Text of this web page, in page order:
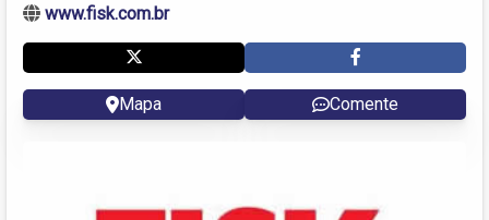
www.fisk.com.br
Mapa Comente